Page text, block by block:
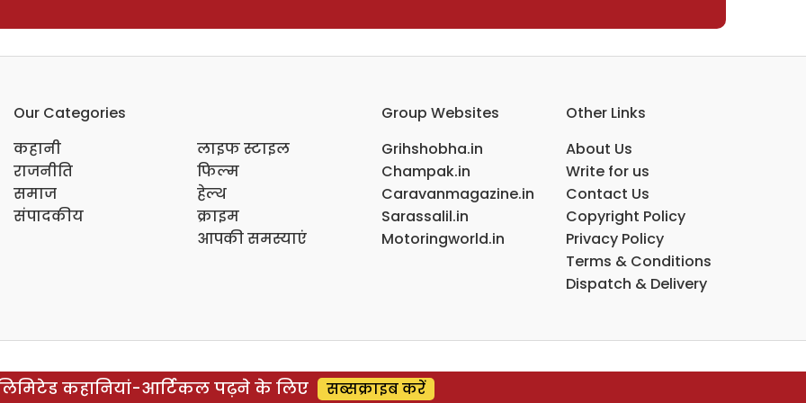
Our Categories
कहानी
राजनीति
समाज
संपादकीय
लाइफ स्टाइल
फिल्म
हेल्थ
क्राइम
आपकी समस्याएं
Group Websites
Grihshobha.in
Champak.in
Caravanmagazine.in
Sarassalil.in
Motoringworld.in
Other Links
About Us
Write for us
Contact Us
Copyright Policy
Privacy Policy
Terms & Conditions
Dispatch & Delivery
कहानियां-आर्टिकल पढ़ने के लिए सब्सक्राइब करें